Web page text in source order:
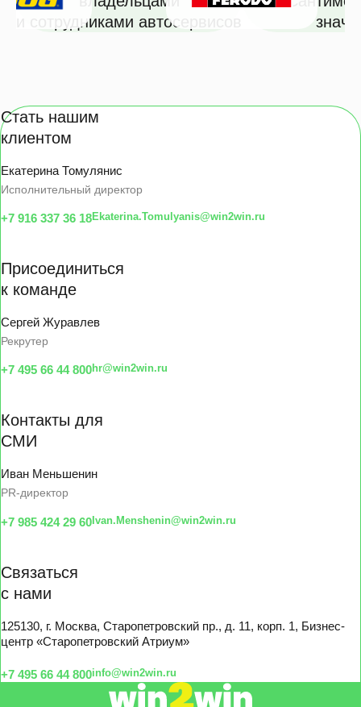
и сотрудниками автосервисов
Стать нашим
клиентом
Екатерина Томулянис
Исполнительный директор
+7 916 337 36 18Ekaterina.Tomulyanis@win2win.ru
Присоединиться
к команде
Сергей Журавлев
Рекрутер
+7 495 66 44 800hr@win2win.ru
Контакты для
СМИ
Иван Меньшенин
PR-директор
+7 985 424 29 60Ivan.Menshenin@win2win.ru
Связаться
с нами
125130, г. Москва, Старопетровский пр., д. 11, корп. 1, Бизнес-
центр «Старопетровский Атриум»
+7 495 66 44 800info@win2win.ru